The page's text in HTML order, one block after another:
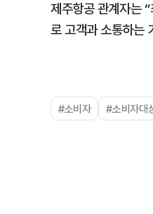
제주항공 관계자는
로 고객과 소통하는
#소비자 #소비자대